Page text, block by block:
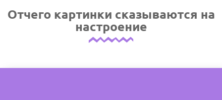
Отчего картинки сказываются на
настроение